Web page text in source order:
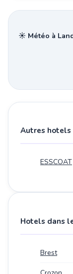
☀️ Météo à
Autres hotels
ESSCOAT
Hotels dans
Brest